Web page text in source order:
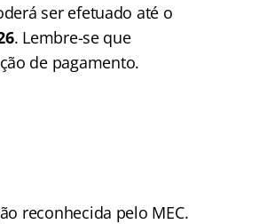
ser efetuado até o
. Lembre-se que
de pagamento.
reconhecida pelo MEC.